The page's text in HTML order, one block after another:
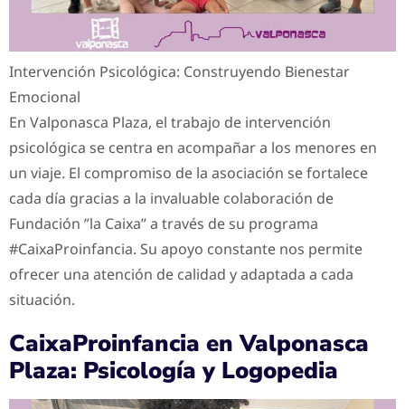
Intervención Psicológica: Construyendo Bienestar
Emocional
En Valponasca Plaza, el trabajo de intervención
psicológica se centra en acompañar a los menores en
un viaje. El compromiso de la asociación se fortalece
cada día gracias a la invaluable colaboración de
Fundación ”la Caixa” a través de su programa
#CaixaProinfancia. Su apoyo constante nos permite
ofrecer una atención de calidad y adaptada a cada
situación.
CaixaProinfancia en Valponasca
Plaza: Psicología y Logopedia